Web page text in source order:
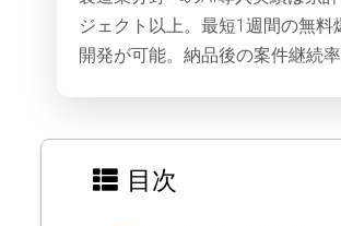
ジェクト以上。最短1週間の無料
開発が可能。納品後の案件継続率
目次